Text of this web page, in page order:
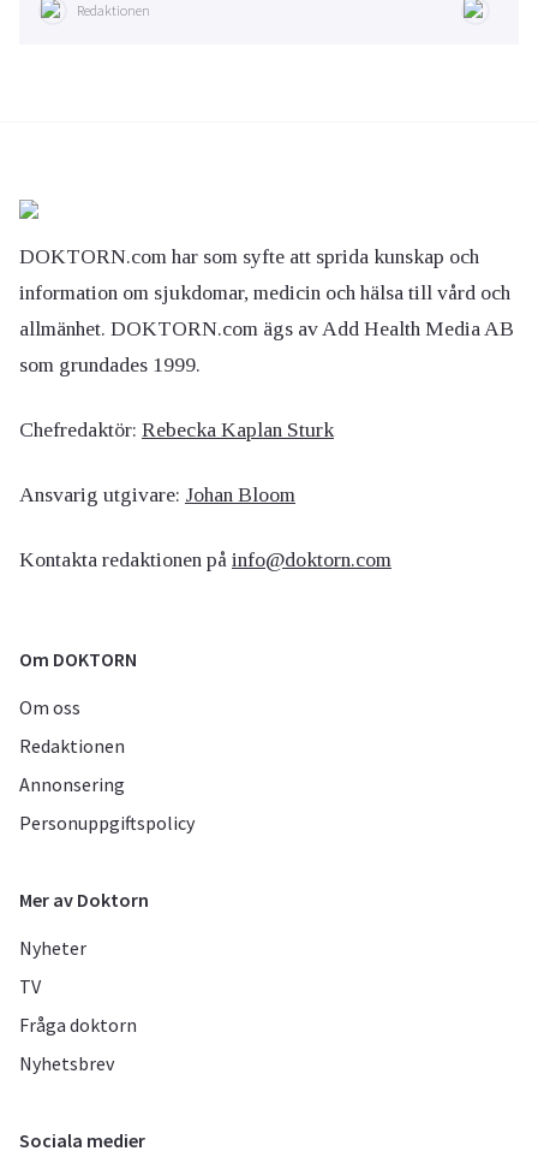
Redaktionen
DOKTORN.com har som syfte att sprida kunskap och
information om sjukdomar, medicin och hälsa till vård och
allmänhet. DOKTORN.com ägs av Add Health Media AB
som grundades 1999.
Chefredaktör: Rebecka Kaplan Sturk
Ansvarig utgivare: Johan Bloom
Kontakta redaktionen på info@doktorn.com
Om DOKTORN
Om oss
Redaktionen
Annonsering
Personuppgiftspolicy
Mer av Doktorn
Nyheter
TV
Fråga doktorn
Nyhetsbrev
Sociala medier